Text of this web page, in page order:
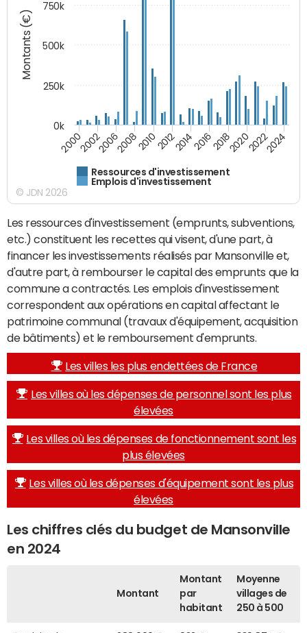
Montants (€)
Ressources d'investissement
Emplois d'investissement
200020022006200820102012201420162018202020222024
0k
250k
500k
750k
© JDN 2026
Les ressources d'investissement (emprunts, subventions,
etc.) constituent les recettes qui visent, d'une part, à
financer les investissements réalisés par Mansonville et,
d'autre part, à rembourser le capital des emprunts que la
commune a contractés. Les emplois d'investissement
correspondent aux opérations en capital affectant le
patrimoine communal (travaux d'équipement, acquisition
de bâtiments) et le remboursement d'emprunts.
Les villes les plus endettées de France
Les villes où les dépenses de personnel sont les plus
élevées
Les villes où les dépenses de fonctionnement sont les
plus élevées
Les villes où les dépenses d'équipement sont les plus
élevées
Les chiffres clés du budget de Mansonville
en 2024
Montant
Montant
par
habitant
Moyenne
villages de
250 à 500